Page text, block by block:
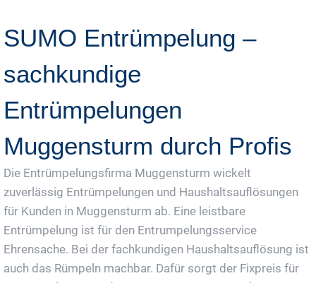
SUMO Entrümpelung –
sachkundige
Entrümpelungen
Muggensturm durch Profis
Die Entrümpelungsfirma Muggensturm wickelt
zuverlässig Entrümpelungen und Haushaltsauflösungen
für Kunden in Muggensturm ab. Eine leistbare
Entrümpelung ist für den Entrumpelungsservice
Ehrensache. Bei der fachkundigen Haushaltsauflösung ist
auch das Rümpeln machbar. Dafür sorgt der Fixpreis für